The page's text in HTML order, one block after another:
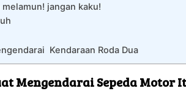
jangan kaku!
Kendaraan Roda Dua
Mengendarai Sepeda Motor